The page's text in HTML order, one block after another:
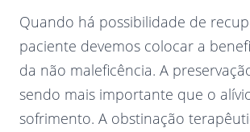
Quando há possibilidade de
paciente devemos colocar a
da não maleficência. A
sendo mais importante que o
sofrimento. A obstinação